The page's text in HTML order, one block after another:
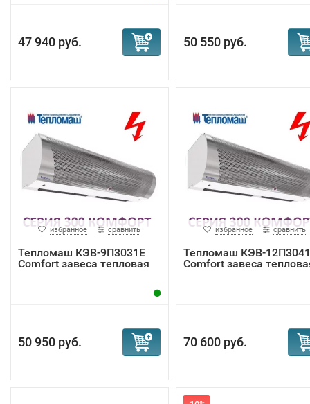
47 940 руб. 50 550 руб.
избранное сравнить
Тепломаш КЭВ-9П3031Е
Comfort завеса тепловая
50 950 руб.
избранное сравнить
Тепломаш КЭВ-
Comfort завеса
70 600 руб.